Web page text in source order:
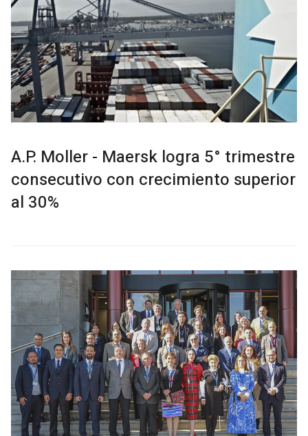
A.P. Moller - Maersk logra 5° trimestre
consecutivo con crecimiento superior
al 30%